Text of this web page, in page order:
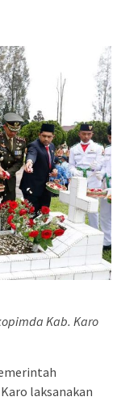
Kab. Karo
laksanakan